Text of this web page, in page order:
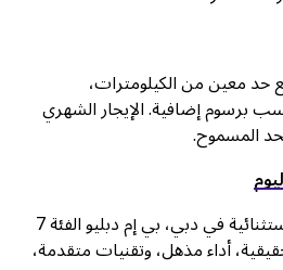
حد معين من الكيلومترات،
برسوم إضافية. الإيجار الشهري
المسموح.
لو تبحث عن تجربة قيادة استثنائية في دبي، بي إم دبليو الفئة 7
أداء مذهل، وتقنيات متقدمة،